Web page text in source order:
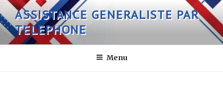
Aller
au
contenu
principal
ASSISTANCE GENERALISTE PAR
TELEPHONE
Menu